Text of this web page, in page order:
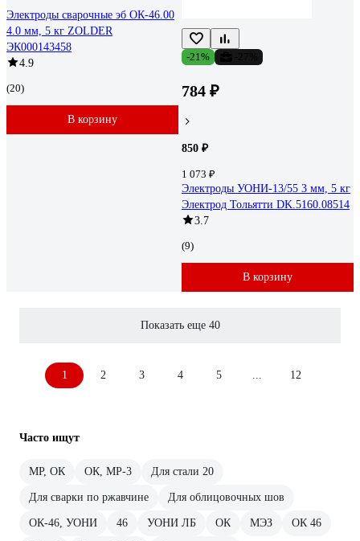
Электроды сварочные эб ОК-46.00
4.0 мм, 5 кг ZOLDER
ЭК000143458
4.9
(20)
В корзину
-21%
784 ₽
850 ₽
1 073 ₽
Электроды УОНИ-13/55 3 мм, 5 кг
Электрод Тольятти DK.5160.08514
3.7
(9)
В корзину
Показать еще 40
1 2 3 4 5 12
Часто ищут
МР, ОК ОК, МР-3 Для стали 20
Для сварки по ржавчине Для облицовочных шов
ОК-46, УОНИ 46 УОНИ ЛБ ОК МЭЗ ОК 46